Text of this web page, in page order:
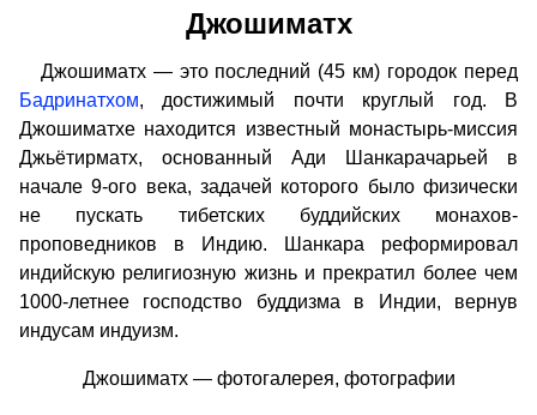
Джошиматх
Джошиматх — это последний (45 км) городок перед
Бадринатхом, достижимый почти круглый год. В
Джошиматхе находится известный монастырь-миссия
Джьётирматх, основанный Ади Шанкарачарьей в
начале 9-ого века, задачей которого было физически
не пускать тибетских буддийских монахов-
проповедников в Индию. Шанкара реформировал
индийскую религиозную жизнь и прекратил более чем
1000-летнее господство буддизма в Индии, вернув
индусам индуизм.
Джошиматх — фотогалерея, фотографии